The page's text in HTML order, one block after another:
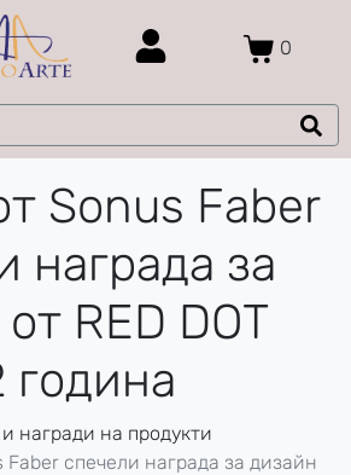
0
Sonus Faber
награда за
RED DOT
година
награди на продукти
Faber спечели награда за дизайн